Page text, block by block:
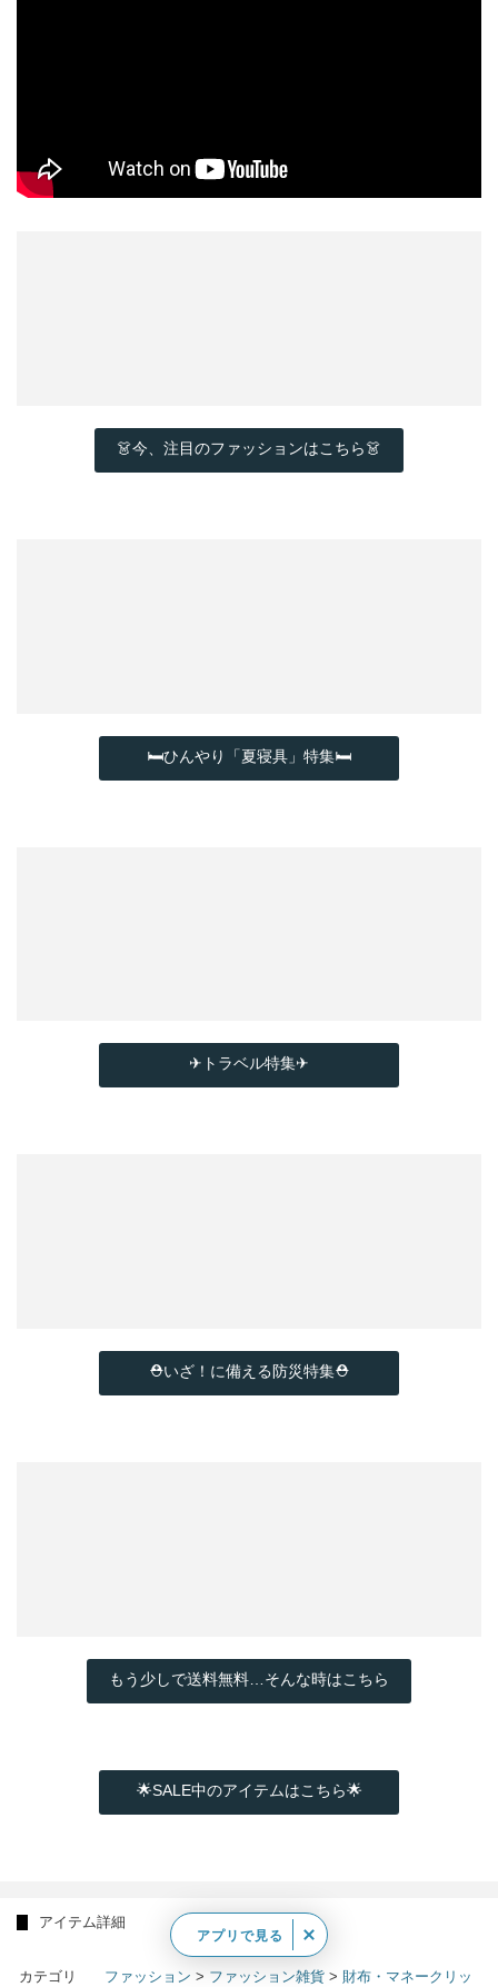
👗今、注目のファッションはこちら👗
🛏ひんやり「夏寝具」特集🛏
✈トラベル特集✈
⛑いざ！に備える防災特集⛑
もう少しで送料無料…そんな時はこちら
🌟SALE中のアイテムはこちら🌟
アイテム詳細
カテゴリ ファッション > ファッション雑貨 > 財布・マネークリッ
アプリで見る